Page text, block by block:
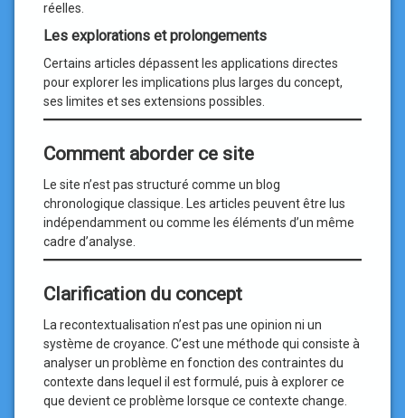
réelles.
Les explorations et prolongements
Certains articles dépassent les applications directes
pour explorer les implications plus larges du concept,
ses limites et ses extensions possibles.
Comment aborder ce site
Le site n’est pas structuré comme un blog
chronologique classique. Les articles peuvent être lus
indépendamment ou comme les éléments d’un même
cadre d’analyse.
Clarification du concept
La recontextualisation n’est pas une opinion ni un
système de croyance. C’est une méthode qui consiste à
analyser un problème en fonction des contraintes du
contexte dans lequel il est formulé, puis à explorer ce
que devient ce problème lorsque ce contexte change.